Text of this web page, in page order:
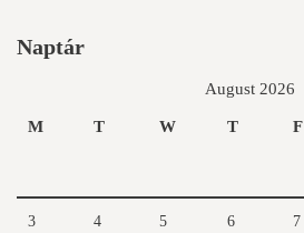
Naptár
August 2026
M T W T F
3 4 5 6 7